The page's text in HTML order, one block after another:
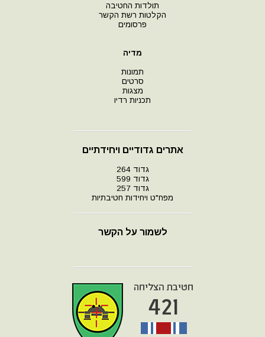
תולדות החטיבה
הקלטות רשת הקשר
פרסומים
מדיה
תמונות
סרטים
מצגות
תכניות רדיו
אתרים גדודיים ויחידתיים
גדוד 264
גדוד 599
גדוד 257
מפח"ט ויחידות חטיבתיות
לשמור על הקשר